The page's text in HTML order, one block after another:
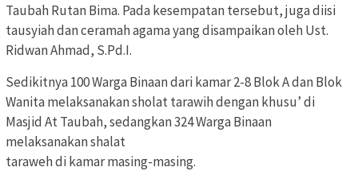
Taubah Rutan Bima. Pada kesempatan tersebut, juga diisi
tausyiah dan ceramah agama yang disampaikan oleh Ust.
Ridwan Ahmad, S.Pd.I.
Sedikitnya 100 Warga Binaan dari kamar 2-8 Blok A dan Blok
Wanita melaksanakan sholat tarawih dengan khusu’ di
Masjid At Taubah, sedangkan 324 Warga Binaan
melaksanakan shalat
taraweh di kamar masing-masing.